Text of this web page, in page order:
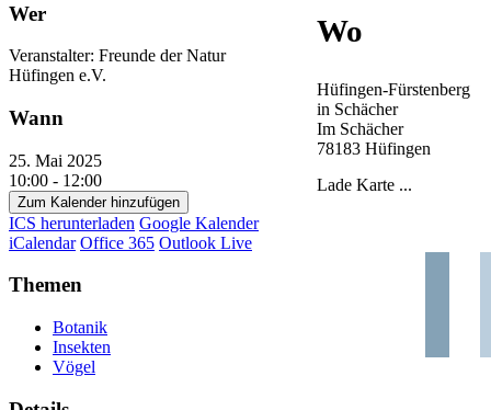
Wer
Veranstalter: Freunde der Natur
Hüfingen e.V.
Wann
25. Mai 2025
10:00 - 12:00
Zum Kalender hinzufügen
ICS herunterladen Google Kalender
iCalendar Office 365 Outlook Live
Themen
Botanik
Insekten
Vögel
Wo
Hüfingen-Fürstenberg
in Schächer
Im Schächer
78183 Hüfingen
Lade Karte ...